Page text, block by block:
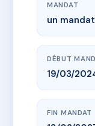
MANDAT
un
DÉBUT
19/03/
FIN MANDAT